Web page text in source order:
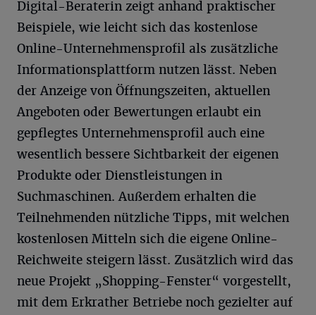
Digital-Beraterin zeigt anhand praktischer
Beispiele, wie leicht sich das kostenlose
Online-Unternehmensprofil als zusätzliche
Informationsplattform nutzen lässt. Neben
der Anzeige von Öffnungszeiten, aktuellen
Angeboten oder Bewertungen erlaubt ein
gepflegtes Unternehmensprofil auch eine
wesentlich bessere Sichtbarkeit der eigenen
Produkte oder Dienstleistungen in
Suchmaschinen. Außerdem erhalten die
Teilnehmenden nützliche Tipps, mit welchen
kostenlosen Mitteln sich die eigene Online-
Reichweite steigern lässt. Zusätzlich wird das
neue Projekt „Shopping-Fenster“ vorgestellt,
mit dem Erkrather Betriebe noch gezielter auf